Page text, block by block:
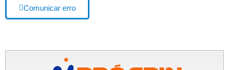
Comunicar erro